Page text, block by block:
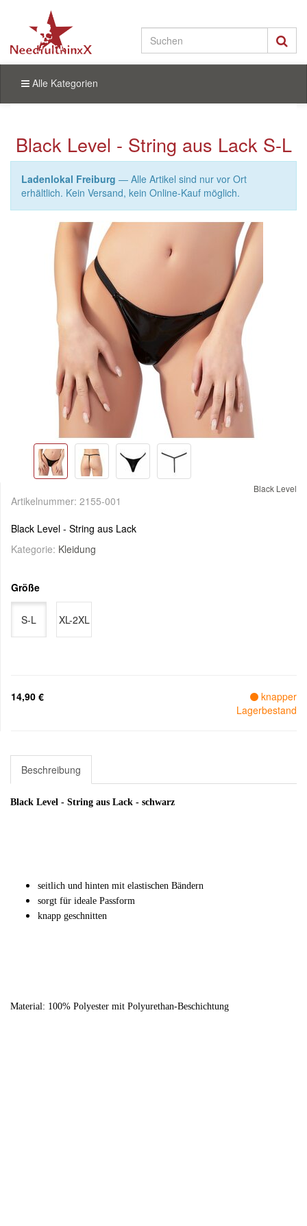
Alle Kategorien
Black Level - String aus Lack S-L
Ladenlokal Freiburg — Alle Artikel sind nur vor Ort
erhältlich. Kein Versand, kein Online-Kauf möglich.
Black Level
Artikelnummer: 2155-001
Black Level - String aus Lack
Kategorie: Kleidung
Größe
S-L XL-2XL
14,90 €
knapper
Lagerbestand
Beschreibung
Black Level - String aus Lack - schwarz
seitlich und hinten mit elastischen Bändern
sorgt für ideale Passform
knapp geschnitten
Material: 100% Polyester mit Polyurethan-Beschichtung